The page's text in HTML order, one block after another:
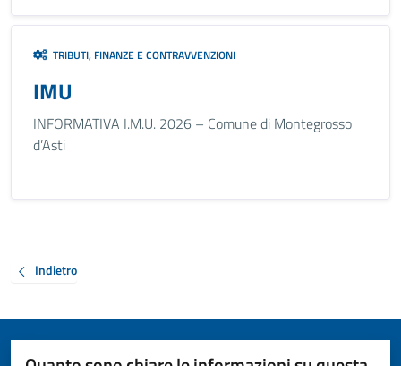
TRIBUTI, FINANZE E CONTRAVVENZIONI
IMU
INFORMATIVA I.M.U. 2026 – Comune di Montegrosso
d’Asti
Indietro